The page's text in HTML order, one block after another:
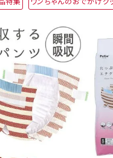
・マット
ジ・タワー
ップ利用規約